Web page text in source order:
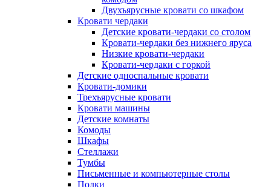
Двухъярусные кровати со шкафом
Кровати чердаки
Детские кровати-чердаки со столом
Кровати-чердаки без нижнего яруса
Низкие кровати-чердаки
Кровати-чердаки с горкой
Детские односпальные кровати
Кровати-домики
Трехъярусные кровати
Кровати машины
Детские комнаты
Комоды
Шкафы
Стеллажи
Тумбы
Письменные и компьютерные столы
Полки